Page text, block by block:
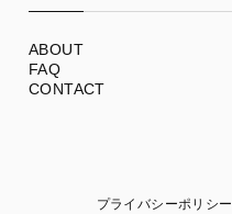
ABOUT
FAQ
CONTACT
プライバシーポリシー